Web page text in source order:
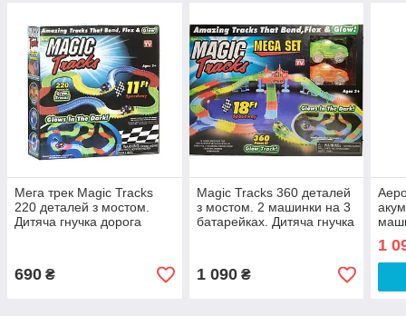
Мега трек Magic Tracks
220 деталей з мостом.
Дитяча гнучка дорога
690 ₴
Magic Tracks 360 деталей
з мостом. 2 машинки на 3
батарейках. Дитяча гнучка
1 090₴
1